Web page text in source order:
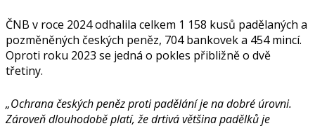
ČNB v roce 2024 odhalila celkem 1 158 kusů padělaných a
pozměněných českých peněz, 704 bankovek a 454 mincí.
Oproti roku 2023 se jedná o pokles přibližně o dvě
třetiny.
„Ochrana českých peněz proti padělání je na dobré úrovni.
Zároveň dlouhodobě platí, že drtivá většina padělků je